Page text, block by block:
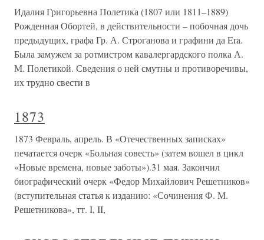
Идалия Григорьевна Полетика (1807 или 1811–1889)
Рожденная Обортей, в действительности – побочная дочь
предыдущих, графа Гр. А. Строганова и графини да Era.
Была замужем за ротмистром кавалергардского полка А.
М. Полетикой. Сведения о ней смутны и противоречивы,
их трудно свести в
1873
1873 Февраль, апрель. В «Отечественных записках»
печатается очерк «Больная совесть» (затем вошел в цикл
«Новые времена, новые заботы»).31 мая. Закончил
биографический очерк «Федор Михайлович Решетников»
(вступительная статья к изданию: «Сочинения Ф. М.
Решетникова», тт. I, II,